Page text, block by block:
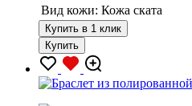
Вид кожи: Кожа ската
Купить в 1 клик
Купить